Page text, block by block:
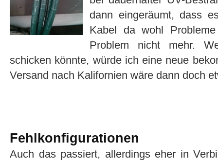
dann eingeräumt, dass
Kabel da wohl
Problem nicht mehr.
schicken könnte, würde ich eine neue
Versand nach Kalifornien wäre dann doch
Fehlkonfigurationen
Auch das passiert, allerdings eher in